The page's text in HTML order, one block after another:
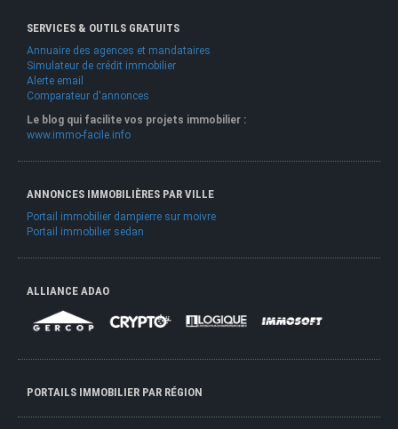
SERVICES & OUTILS GRATUITS
Annuaire des agences et mandataires
Simulateur de crédit immobilier
Alerte email
Comparateur d'annonces
Le blog qui facilite vos projets immobilier :
www.immo-facile.info
ANNONCES IMMOBILIÈRES PAR VILLE
Portail immobilier dampierre sur moivre
Portail immobilier sedan
ALLIANCE ADAO
PORTAILS IMMOBILIER PAR RÉGION